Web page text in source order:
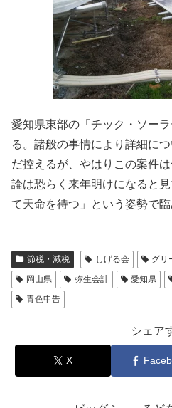
愛知県東部の「チック・ソー
る。諸般の事情により詳細に
だ控えるが、やはりこの案件
論は恐らく来年明けになると
て天命を待つ」という姿勢で臨
節税・減税 しげる会 グリ
岡山県
弥生会計 愛知県
青色申告
シェア
X